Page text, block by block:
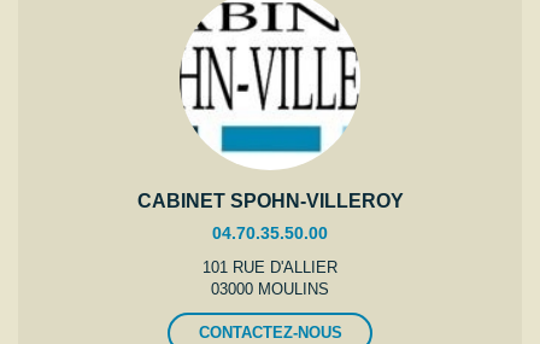
CABINET SPOHN-VILLEROY
04.70.35.50.00
101 RUE D'ALLIER
03000 MOULINS
CONTACTEZ-NOUS